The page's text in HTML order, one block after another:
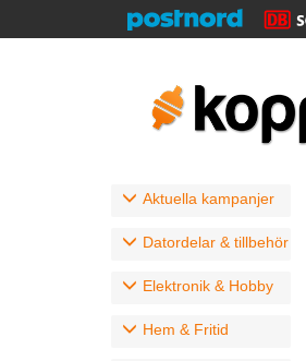
Aktuella kampanjer
Datordelar & tillbehör
Elektronik & Hobby
Hem & Fritid